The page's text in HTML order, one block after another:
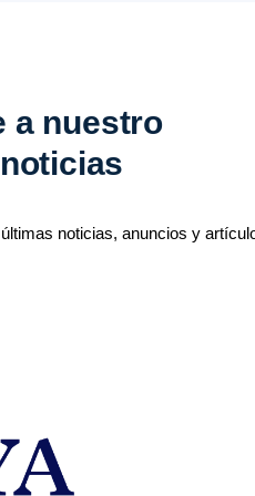
a nuestro
noticias, anuncios y